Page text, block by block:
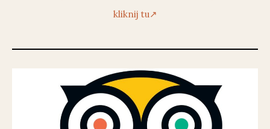
kliknij tu↗